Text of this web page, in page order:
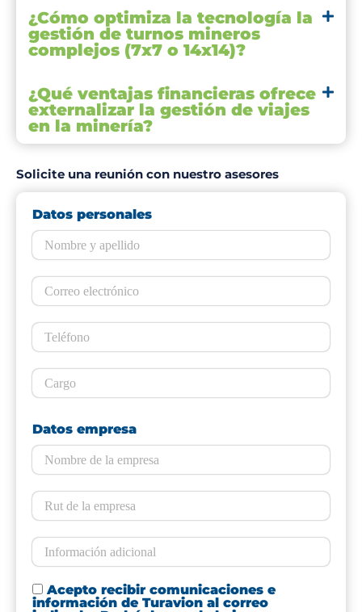
¿Cómo optimiza la tecnología la
gestión de turnos mineros
complejos (7x7 o 14x14)?
¿Qué ventajas financieras ofrece
externalizar la gestión de viajes
en la minería?
Solicite una reunión con nuestro asesores
Datos personales
Datos empresa
Acepto recibir comunicaciones e
información de Turavion al correo